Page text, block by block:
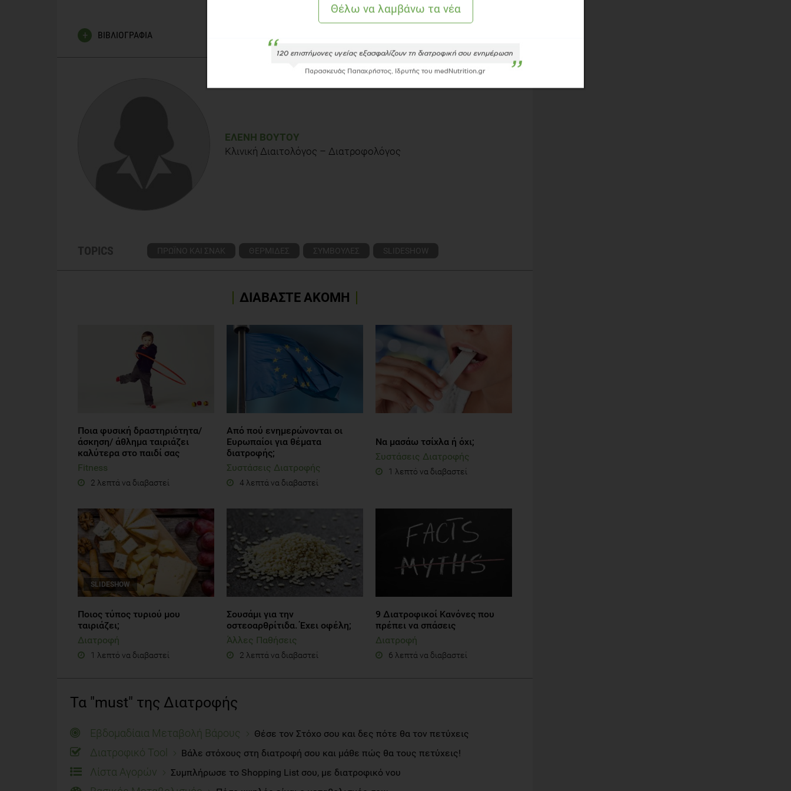
ΒΙΒΛΙΟΓΡΑΦΙΑ
http://www.nhlbi.nih.gov/health/public/heart/obesity/wecan/downloads/hundredcalories.pdf
ΕΛΈΝΗ ΒΟΎΤΟΥ
Κλινική Διαιτολόγος – Διατροφολόγος
TOPICS ΠΡΩΪΝΟ ΚΑΙ ΣΝΑΚ ΘΕΡΜΙΔΕΣ ΣΥΜΒΟΥΛΕΣ SLIDESHOW
ΔΙΑΒΑΣΤΕ ΑΚΟΜΗ
Ποια φυσική δραστηριότητα/
άσκηση/ άθλημα ταιριάζει
καλύτερα στο παιδί σας
Fitness
2 λεπτά να διαβαστεί
Από πού ενημερώνονται οι
Ευρωπαίοι για θέματα
διατροφής;
Συστάσεις Διατροφής
4 λεπτά να διαβαστεί
Να μασάω τσίχλα ή όχι;
Συστάσεις Διατροφής
1 λεπτό να διαβαστεί
SLIDESHOW
Ποιος τύπος τυριού μου
ταιριάζει;
Διατροφή
1 λεπτό να διαβαστεί
Σουσάμι για την
οστεοαρθρίτιδα. Έχει οφέλη;
Άλλες Παθήσεις
2 λεπτά να διαβαστεί
9 Διατροφικοί Κανόνες που
πρέπει να σπάσεις
Διατροφή
6 λεπτά να διαβαστεί
Τα "must" της Διατροφής
Εβδομαδίαια Μεταβολή Βάρους Θέσε τον Στόχο σου και δες πότε θα τον πετύχεις
Διατροφικό Tool Βάλε στόχους στη διατροφή σου και μάθε πώς θα τους πετύχεις!
Λίστα Αγορών Συμπλήρωσε το Shopping List σου, με διατροφικό νου